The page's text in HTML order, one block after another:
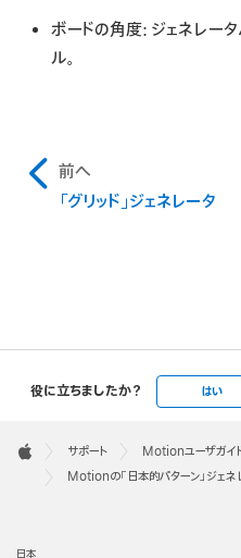
ボードの角度: ジェネレー
ル。
前へ
「グリッド」ジェネレータ
役に立ちましたか？ はい
Footer

Apple
サポート
Motionユーザガイ
Motionの「日本的パターン」ジェネ
日本